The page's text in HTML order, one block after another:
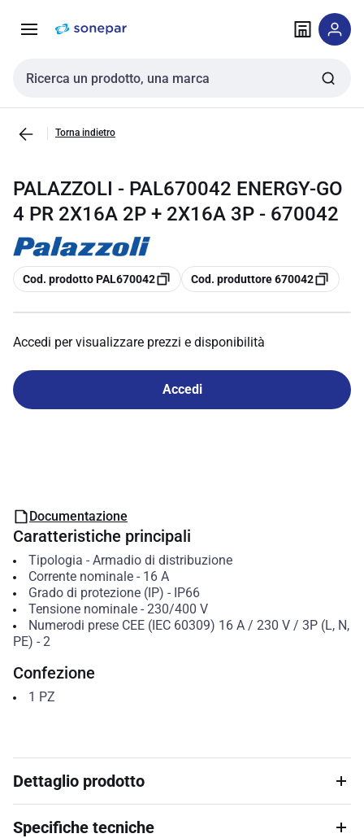
navigazione alla
Cerca input
Torna indietro
PALAZZOLI - PAL670042 ENERGY-GO
4 PR 2X16A 2P + 2X16A 3P - 670042
copia
Cod. prodotto PAL670042 copia
Cod. produttore 670042
Accedi per visualizzare prezzi e disponibilità
Accedi
Documentazione
Caratteristiche principali
Tipologia - Armadio di distribuzione
Corrente nominale- 16 A
Grado di protezione (IP) - IP66
Tensione nominale- 230/400 V
Numerodi prese CEE (IEC 60309) 16 A / 230 V / 3P (L, N,
PE) - 2
Confezione
1 PZ
Dettaglio prodotto
Specifiche tecniche